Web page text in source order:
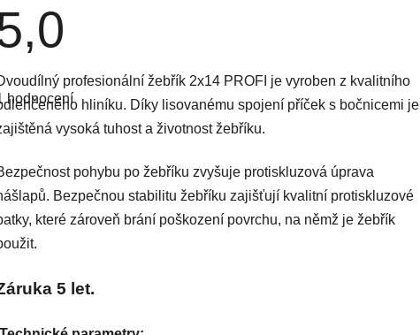
hodnocení
profesionální žebřík 2x14 PROFI je vyroben z kvalitního
hliníku. Díky lisovanému spojení příček s bočnicemi je
vysoká tuhost a životnost žebříku.
pohybu po žebříku zvyšuje protiskluzová úprava
Bezpečnou stabilitu žebříku zajišťují kvalitní protiskluzové
které zároveň brání poškození povrchu, na němž je žebřík
5 let.